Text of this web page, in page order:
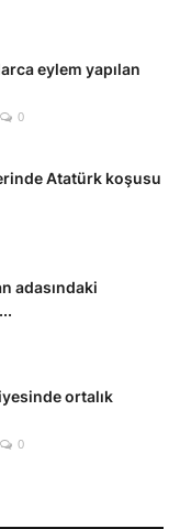
eylem yapılan
0
Atatürk koşusu
adasındaki
ortalık
0